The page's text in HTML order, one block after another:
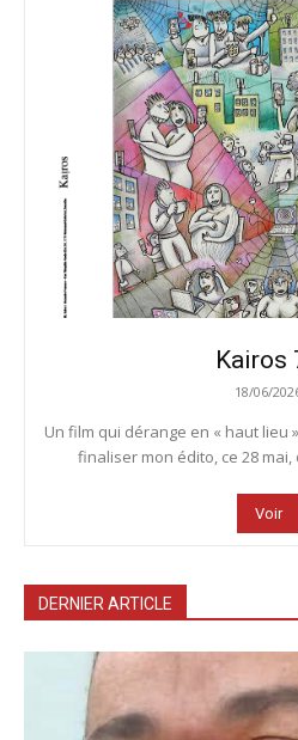
Kairos
18/06/
Un film qui dérange en « haut lieu
finaliser mon édito, ce 28 mai,
Voir
DERNIER ARTICLE